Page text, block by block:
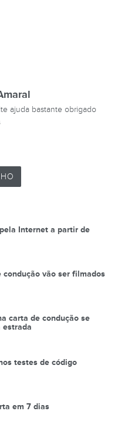
ajuda bastante obrigado
Internet a partir de
condução vão ser filmados
carta de condução se
estrada
testes de código
em 7 dias